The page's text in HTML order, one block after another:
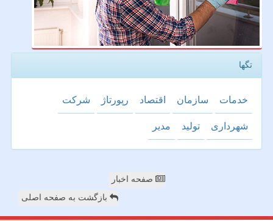
تگها
خدمات سازمان اقتصاد رپورتاژ شركت
شهرداری تولید مدیر
صفحه اخبار
بازگشت به صفحه اصلی